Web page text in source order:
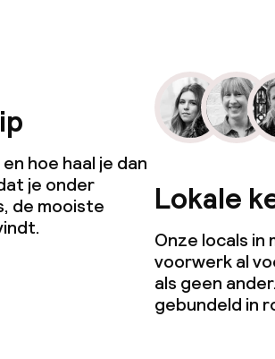
hoe haal je dan
je onder
de mooiste
Lokale
Onze locals
voorwerk al
als geen
gebundeld in